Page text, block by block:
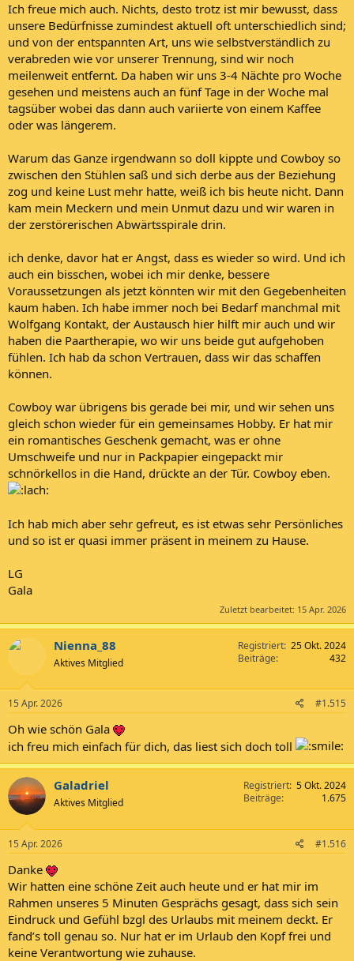
Ich freue mich auch. Nichts, desto trotz ist mir bewusst, dass
unsere Bedürfnisse zumindest aktuell oft unterschiedlich sind;
und von der entspannten Art, uns wie selbstverständlich zu
verabreden wie vor unserer Trennung, sind wir noch
meilenweit entfernt. Da haben wir uns 3-4 Nächte pro Woche
gesehen und meistens auch an fünf Tage in der Woche mal
tagsüber wobei das dann auch variierte von einem Kaffee
oder was längerem.
Warum das Ganze irgendwann so doll kippte und Cowboy so
zwischen den Stühlen saß und sich derbe aus der Beziehung
zog und keine Lust mehr hatte, weiß ich bis heute nicht. Dann
kam mein Meckern und mein Unmut dazu und wir waren in
der zerstörerischen Abwärtsspirale drin.
ich denke, davor hat er Angst, dass es wieder so wird. Und ich
auch ein bisschen, wobei ich mir denke, bessere
Voraussetzungen als jetzt könnten wir mit den Gegebenheiten
kaum haben. Ich habe immer noch bei Bedarf manchmal mit
Wolfgang Kontakt, der Austausch hier hilft mir auch und wir
haben die Paartherapie, wo wir uns beide gut aufgehoben
fühlen. Ich hab da schon Vertrauen, dass wir das schaffen
können.
Cowboy war übrigens bis gerade bei mir, und wir sehen uns
gleich schon wieder für ein gemeinsames Hobby. Er hat mir
ein romantisches Geschenk gemacht, was er ohne
Umschweife und nur in Packpapier eingepackt mir
schnörkellos in die Hand, drückte an der Tür. Cowboy eben.
Ich hab mich aber sehr gefreut, es ist etwas sehr Persönliches
und so ist er quasi immer präsent in meinem zu Hause.
LG
Gala
Zuletzt bearbeitet: 15 Apr. 2026
Nienna_88
Aktives Mitglied
Registriert 25 Okt. 2024
Beiträge
432
15 Apr. 2026 #1.515
Oh wie schön Gala
ich freu mich einfach für dich, das liest sich doch toll
Galadriel
Aktives Mitglied
Registriert 5 Okt. 2024
Beiträge
1.675
15 Apr. 2026 #1.516
Danke
Wir hatten eine schöne Zeit auch heute und er hat mir im
Rahmen unseres 5 Minuten Gesprächs gesagt, dass sich sein
Eindruck und Gefühl bzgl des Urlaubs mit meinem deckt. Er
fand’s toll genau so. Nur hat er im Urlaub den Kopf frei und
keine Verantwortung wie zuhause.